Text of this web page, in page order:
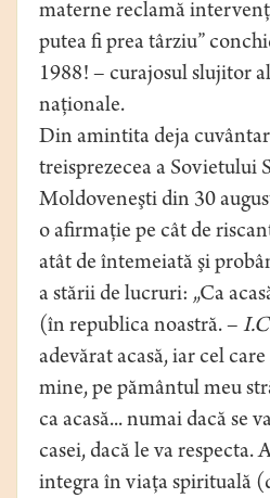
materne reclamă
putea fi prea târziu”
1988! – curajosul slujitor
naţionale.
Din amintita deja
treisprezecea a Sovietului
Moldoveneşti din 30
o afirmaţie pe cât de
atât de întemeiată şi
a stării de lucruri: „Ca
(în republica noastră. –
adevărat acasă, iar cel
mine, pe pământul meu
ca acasă... numai dacă se
casei, dacă le va respecta.
integra în viaţa spirituală